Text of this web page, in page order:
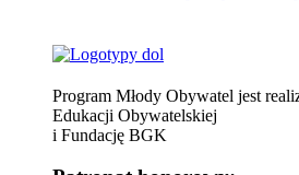
Program Młody Obywatel jest
Edukacji Obywatelskiej
i Fundację BGK